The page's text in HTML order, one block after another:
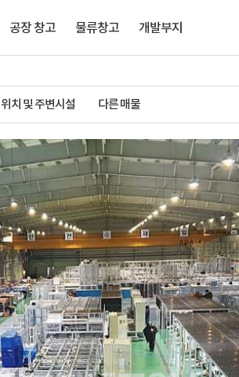
공장 창고 물류창고 개발부지
위치 및 주변시설 다른 매물